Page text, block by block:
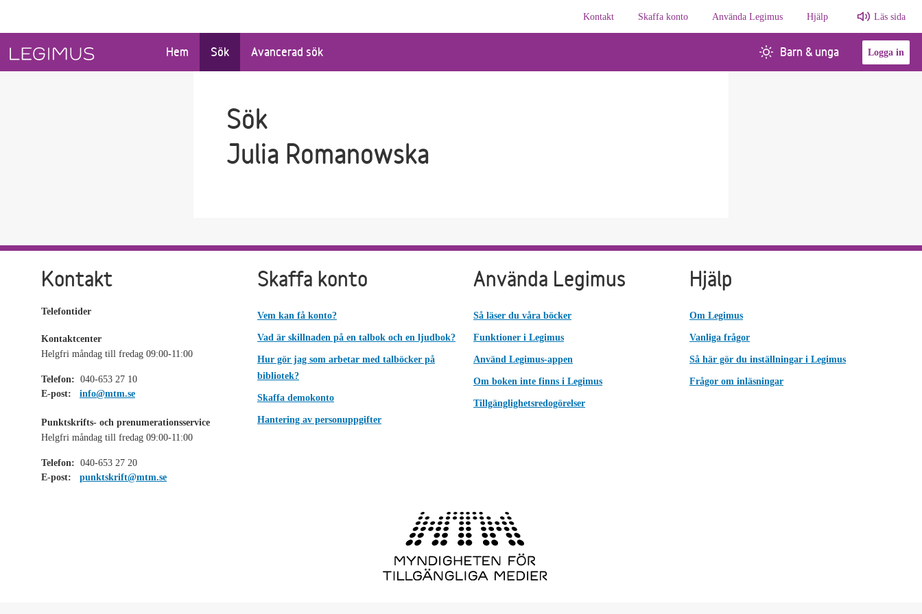
Kontakt
Skaffa konto Använda Legimus Hjälp Läs sida
Hem Sök Avancerad sök Barn & unga Logga in
Sök
Julia Romanowska
Kontakt
Telefontider
Kontaktcenter
Helgfri måndag till fredag 09:00-11:00
Telefon: 040-653 27 10
E-post:
info@mtm.se
Punktskrifts- och prenumerationsservice
Helgfri måndag till fredag 09:00-11:00
Telefon: 040-653 27 20
E-post:
punktskrift@mtm.se
Skaffa konto
Vem kan få konto?
Vad är skillnaden på en talbok och en ljudbok?
Hur gör jag som arbetar med talböcker på
bibliotek?
Skaffa demokonto
Hantering av personuppgifter
Använda Legimus
Så läser du våra böcker
Funktioner i Legimus
Använd Legimus-appen
Om boken inte finns i Legimus
Tillgänglighetsredogörelser
Hjälp
Om Legimus
Vanliga frågor
Så här gör du inställningar i Legimus
Frågor om inläsningar